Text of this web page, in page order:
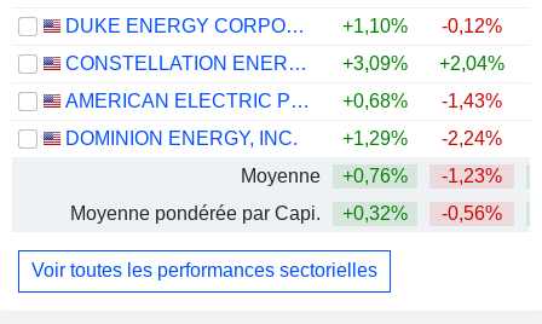
DUKE ENERGY CORPORATION
+1,10% -0,12%
CONSTELLATION ENERGY CORPORATION
+3,09% +2,04%
AMERICAN ELECTRIC POWER COMPANY, INC.
+0,68% -1,43%
DOMINION ENERGY, INC.
+1,29% -2,24%
Moyenne
+0,76% -1,23%
Moyenne pondérée par Capi.
+0,32% -0,56%
Voir toutes les performances sectorielles